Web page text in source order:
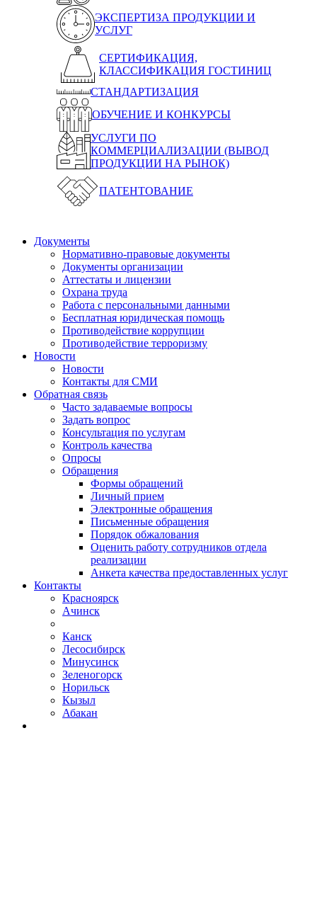
ЭКСПЕРТИЗА ПРОДУКЦИИ И
УСЛУГ
СЕРТИФИКАЦИЯ,
КЛАССИФИКАЦИЯ ГОСТИНИЦ
СТАНДАРТИЗАЦИЯ
ОБУЧЕНИЕ И КОНКУРСЫ
УСЛУГИ ПО
КОММЕРЦИАЛИЗАЦИИ (ВЫВОД
ПРОДУКЦИИ НА РЫНОК)
ПАТЕНТОВАНИЕ
Документы
Нормативно-правовые документы
Документы организации
Аттестаты и лицензии
Охрана труда
Работа с персональными данными
Бесплатная юридическая помощь
Противодействие коррупции
Противодействие терроризму
Новости
Новости
Контакты для СМИ
Обратная связь
Часто задаваемые вопросы
Задать вопрос
Консультация по услугам
Контроль качества
Опросы
Обращения
Формы обращений
Личный прием
Электронные обращения
Письменные обращения
Порядок обжалования
Оценить работу сотрудников отдела
реализации
Анкета качества предоставленных услуг
Контакты
Красноярск
Ачинск
Канск
Лесосибирск
Минусинск
Зеленогорск
Норильск
Кызыл
Абакан